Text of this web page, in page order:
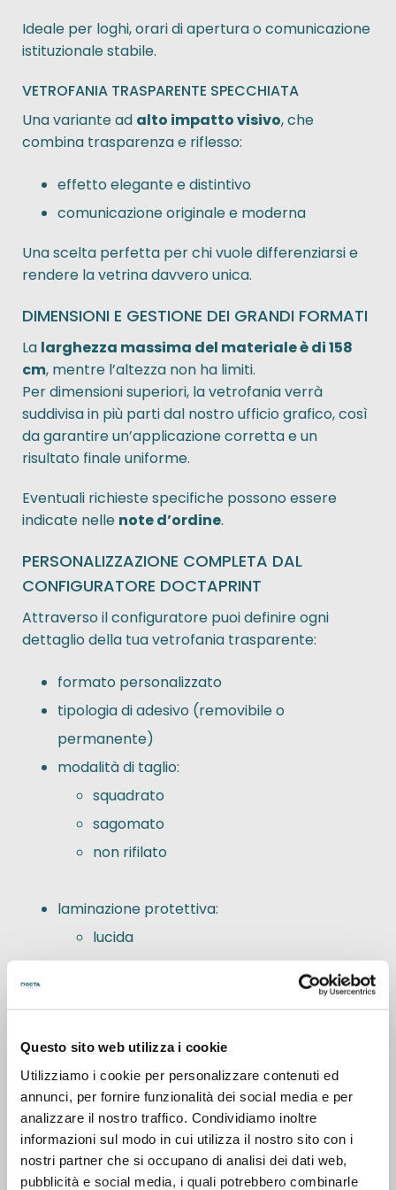
Questo sito web utilizza i cookie
Utilizziamo i cookie per personalizzare contenuti ed
annunci, per fornire funzionalità dei social media e per
analizzare il nostro traffico. Condividiamo inoltre
informazioni sul modo in cui utilizza il nostro sito con i
nostri partner che si occupano di analisi dei dati web,
pubblicità e social media, i quali potrebbero combinarle
Ideale per loghi, orari di apertura o comunicazione
istituzionale stabile.
VETROFANIA TRASPARENTE SPECCHIATA
Una variante ad alto impatto visivo, che
combina trasparenza e riflesso:
effetto elegante e distintivo
comunicazione originale e moderna
Una scelta perfetta per chi vuole differenziarsi e
rendere la vetrina davvero unica.
DIMENSIONI E GESTIONE DEI GRANDI FORMATI
La larghezza massima del materiale è di 158
cm, mentre l’altezza non ha limiti.
Per dimensioni superiori, la vetrofania verrà
suddivisa in più parti dal nostro ufficio grafico, così
da garantire un’applicazione corretta e un
risultato finale uniforme.
Eventuali richieste specifiche possono essere
indicate nelle note d’ordine.
PERSONALIZZAZIONE COMPLETA DAL
CONFIGURATORE DOCTAPRINT
Attraverso il configuratore puoi definire ogni
dettaglio della tua vetrofania trasparente:
formato personalizzato
tipologia di adesivo (removibile o
permanente)
modalità di taglio:
squadrato
sagomato
non rifilato
laminazione protettiva:
lucida
opaca
Ogni opzione è pensata per adattare il prodotto
QUALITÀ DI STAMPA E DURATA NEL TEMPO
Tutte gli adesivi trasparenti DoctaPrint sono
stampati inaltissima risoluzione, con tecnologie
di stampa avanzate che assicurano: